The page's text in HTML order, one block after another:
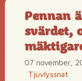
Pennan
svärdet,
07 november,
Tjuvlyssnat